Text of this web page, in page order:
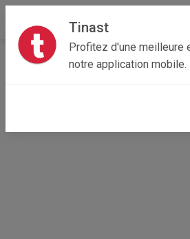
Tinast
Profitez d'une meilleure
notre application mobile.
Accueil Immobilier
Nouvelle-
Maison d'environ 94m² + jardin +